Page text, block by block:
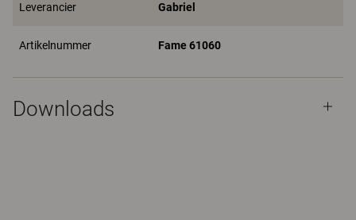
Leverancier Gabriel
Artikelnummer Fame 61060
Downloads